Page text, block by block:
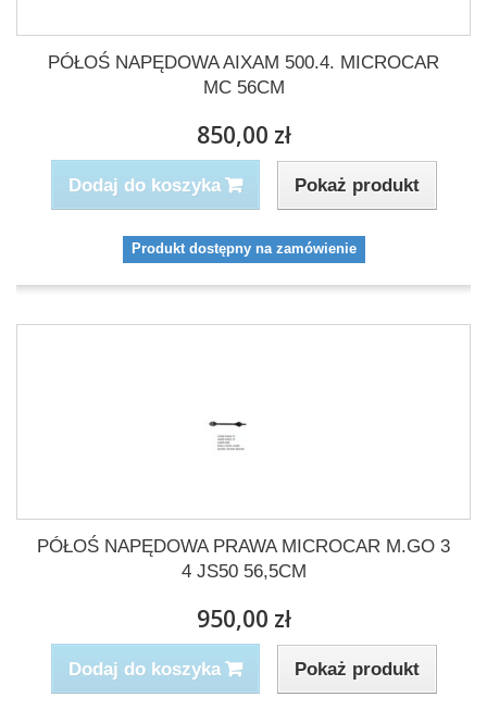
PÓŁOŚ NAPĘDOWA AIXAM 500.4. MICROCAR
MC 56CM
850,00 zł
Dodaj do koszyka Pokaż produkt
Produkt dostępny na zamówienie
PÓŁOŚ NAPĘDOWA PRAWA MICROCAR M.GO 3
4 JS50 56,5CM
950,00 zł
Dodaj do koszyka Pokaż produkt